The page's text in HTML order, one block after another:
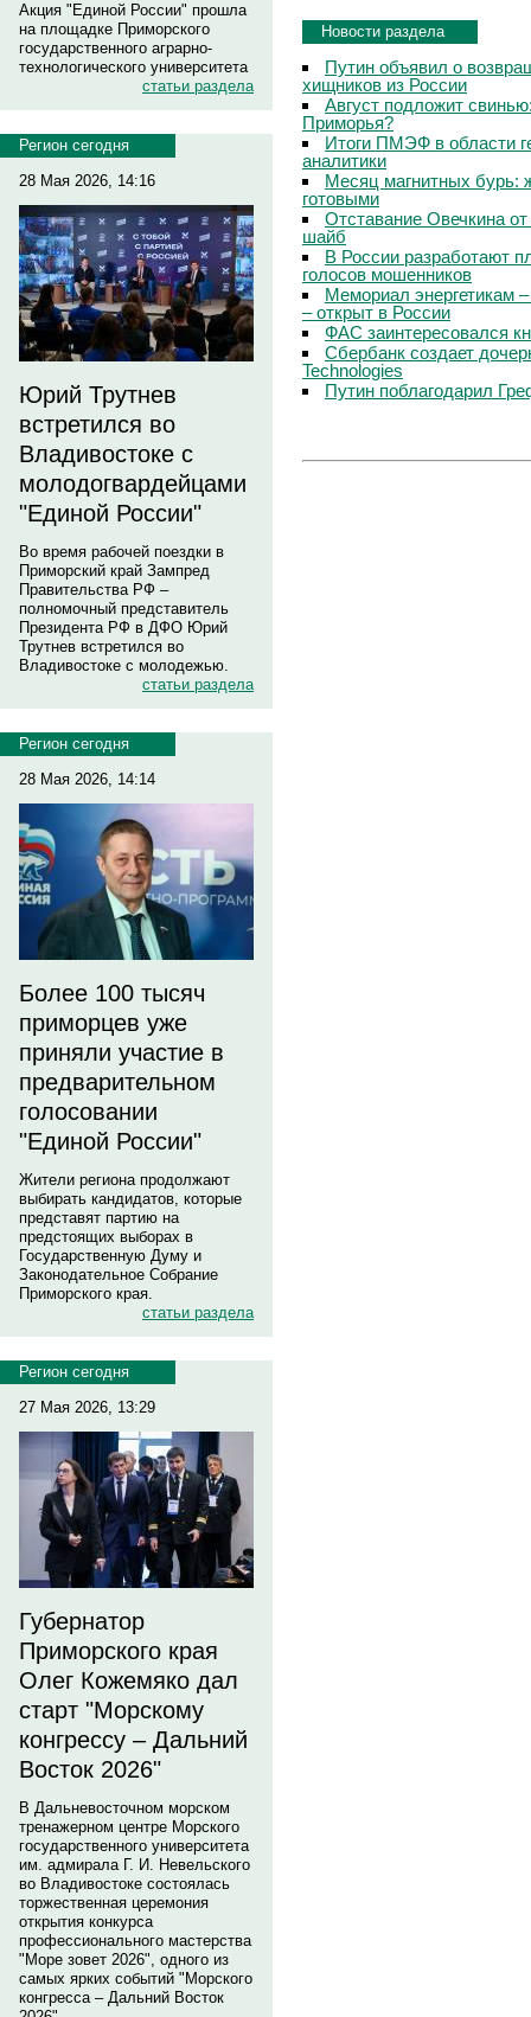
Акция "Единой России" прошла
на площадке Приморского
государственного аграрно-
технологического университета
статьи раздела
Регион сегодня
28 Мая 2026, 14:16
Юрий Трутнев
встретился во
Владивостоке с
молодогвардейцами
"Единой России"
Во время рабочей поездки в
Приморский край Зампред
Правительства РФ –
полномочный представитель
Президента РФ в ДФО Юрий
Трутнев встретился во
Владивостоке с молодежью.
статьи раздела
Регион сегодня
28 Мая 2026, 14:14
Более 100 тысяч
приморцев уже
приняли участие в
предварительном
голосовании
"Единой России"
Жители региона продолжают
выбирать кандидатов, которые
представят партию на
предстоящих выборах в
Государственную Думу и
Законодательное Собрание
Приморского края.
статьи раздела
Регион сегодня
27 Мая 2026, 13:29
Губернатор
Приморского края
Олег Кожемяко дал
старт "Морскому
конгрессу – Дальний
Восток 2026"
В Дальневосточном морском
тренажерном центре Морского
государственного университета
им. адмирала Г. И. Невельского
во Владивостоке состоялась
торжественная церемония
открытия конкурса
профессионального мастерства
"Море зовет 2026", одного из
самых ярких событий "Морского
конгресса – Дальний Восток
Новости раздела
Путин объявил о
хищников из России
Август подложит
Приморья?
Итоги ПМЭФ в области
аналитики
Месяц магнитных бурь:
готовыми
Отставание Овечкина
шайб
В России разработают
голосов мошенников
Мемориал энергетикам
– открыт в России
ФАС заинтересовался
Сбербанк создает
Technologies
Путин поблагодарил